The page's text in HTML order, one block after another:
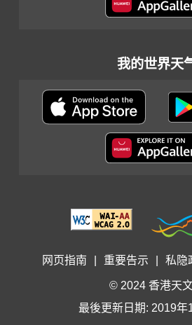
我的世界天
网页指南 重要告示 私隐
© 2024 香港天
最後更新日期: 2019年